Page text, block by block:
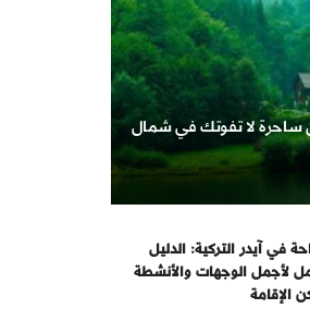
ريزا: 9 أماكن ساحرة لا تفوتك في شمال
في آيدر التركية: الدليل
لأجمل الوجهات والأنشطة
الإقامة